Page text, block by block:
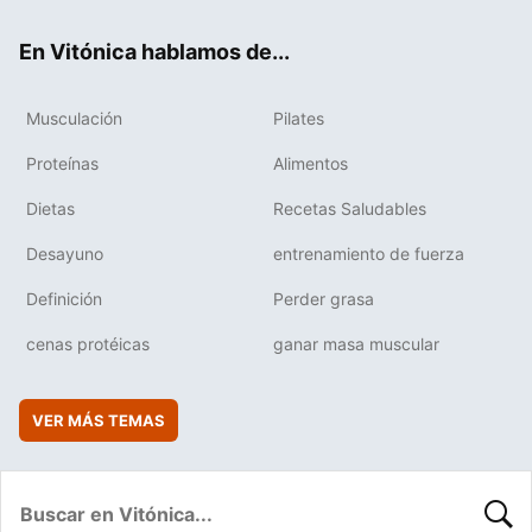
En Vitónica hablamos de...
Musculación Pilates
Proteínas Alimentos
Dietas Recetas Saludables
Desayuno entrenamiento de fuerza
Definición Perder grasa
cenas protéicas ganar masa muscular
VER MÁS TEMAS